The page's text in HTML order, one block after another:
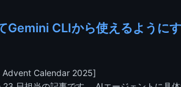
Gemini CLIから使えるように
Advent Calendar 2025]